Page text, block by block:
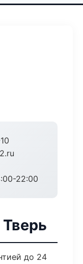
22:00
до 24